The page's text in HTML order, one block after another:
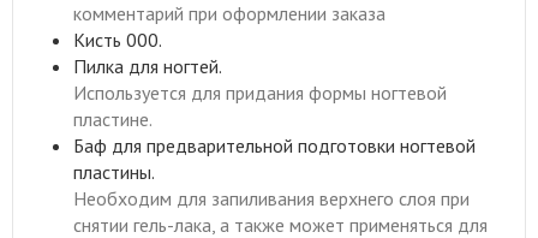
комментарий при оформлении заказа
Кисть 000.
Пилка для ногтей.
Используется для придания формы ногтевой
пластине.
Баф для предварительной подготовки ногтевой
пластины.
Необходим для запиливания верхнего слоя при
снятии гель-лака, а также может применяться для